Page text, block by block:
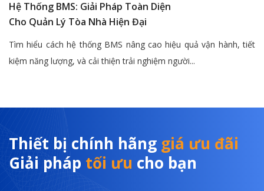
Hệ Thống BMS: Giải Pháp Toàn Diện
Cho Quản Lý Tòa Nhà Hiện Đại
Tìm hiểu cách hệ thống BMS nâng cao hiệu quả vận hành, tiết
kiệm năng lượng, và cải thiện trải nghiệm người...
Thiết bị chính hãng giá ưu đãi
Giải pháp tối ưu cho bạn